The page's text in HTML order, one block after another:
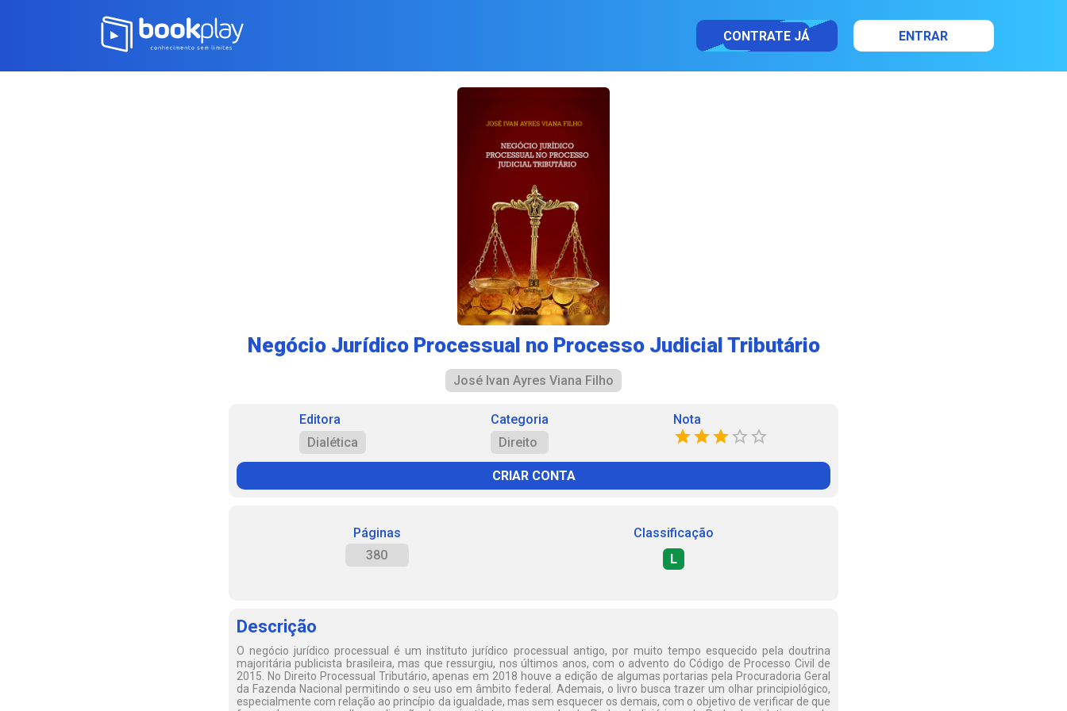
CONTRATE JÁ ENTRAR
Negócio Jurídico Processual no Processo Judicial Tributário
José Ivan Ayres Viana Filho
Editora
Dialética
Categoria
Direito
Nota
CRIAR CONTA
Páginas
380
Classificação
L
Descrição
O negócio jurídico processual é um instituto jurídico processual antigo, por muito tempo esquecido pela doutrina
majoritária publicista brasileira, mas que ressurgiu, nos últimos anos, com o advento do Código de Processo Civil de
2015. No Direito Processual Tributário, apenas em 2018 houve a edição de algumas portarias pela Procuradoria Geral
da Fazenda Nacional permitindo o seu uso em âmbito federal. Ademais, o livro busca trazer um olhar principiológico,
especialmente com relação ao princípio da igualdade, mas sem esquecer os demais, com o objetivo de verificar de que